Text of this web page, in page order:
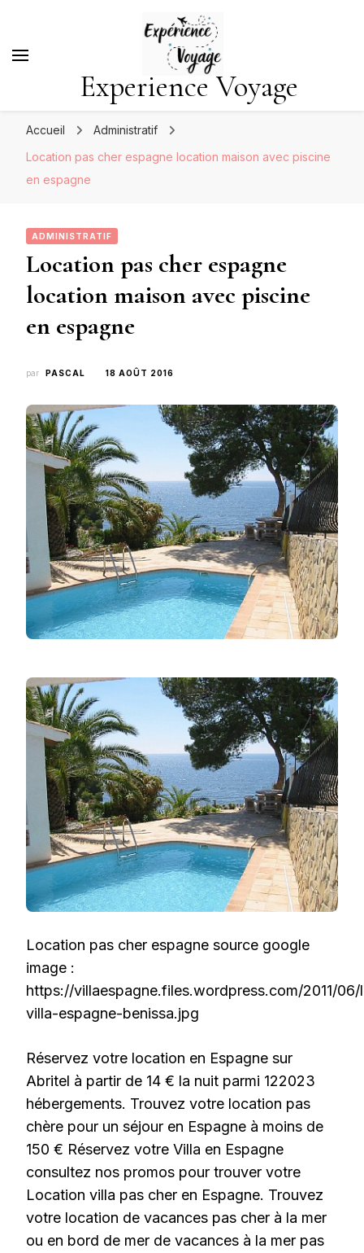
Experience Voyage
Accueil
Administratif
Location pas cher espagne location maison avec piscine
en espagne
ADMINISTRATIF
Location pas cher espagne
location maison avec piscine
en espagne
par PASCAL 18 AOÛT 2016
Location pas cher espagne source google
image :
https://villaespagne.files.wordpress.com/2011/
villa-espagne-benissa.jpg
Réservez votre location en Espagne sur
Abritel à partir de 14 € la nuit parmi 122023
hébergements. Trouvez votre location pas
chère pour un séjour en Espagne à moins de
150 € Réservez votre Villa en Espagne
consultez nos promos pour trouver votre
Location villa pas cher en Espagne. Trouvez
votre location de vacances pas cher à la mer
ou en bord de mer de vacances à la mer pas